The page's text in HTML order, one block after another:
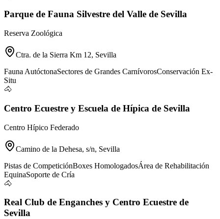
Parque de Fauna Silvestre del Valle de Sevilla
Reserva Zoológica
Ctra. de la Sierra Km 12, Sevilla
Fauna AutóctonaSectores de Grandes CarnívorosConservación Ex-
Situ
🐴
Centro Ecuestre y Escuela de Hípica de Sevilla
Centro Hípico Federado
Camino de la Dehesa, s/n, Sevilla
Pistas de CompeticiónBoxes HomologadosÁrea de Rehabilitación
EquinaSoporte de Cría
🐴
Real Club de Enganches y Centro Ecuestre de
Sevilla